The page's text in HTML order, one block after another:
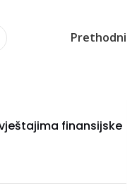
Prethodni
finansijske